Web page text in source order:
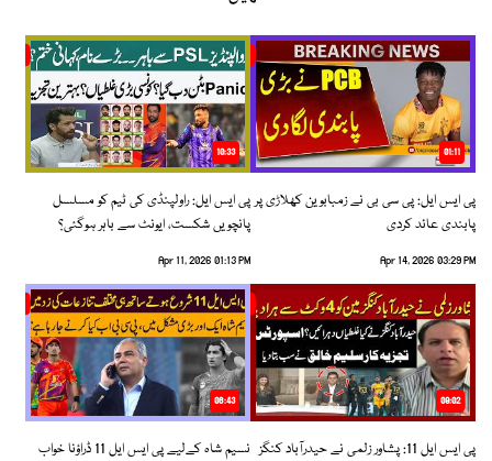
01:11
پی ایس ایل: پی سی بی نے زمبابوین کھلاڑی پر
پابندی عائد کردی
Apr 14, 2026 03:29 PM
10:33
پی ایس ایل: راولپنڈی کی ٹیم کو مسلسل
پانچویں شکست، ایونٹ سے باہر ہوگئی؟
Apr 11, 2026 01:13 PM
09:02
پی ایس ایل 11: پشاور زلمی نے حیدرآباد کنگز
06:43
نسیم شاہ کےلیے پی ایس ایل 11 ڈراؤنا خواب